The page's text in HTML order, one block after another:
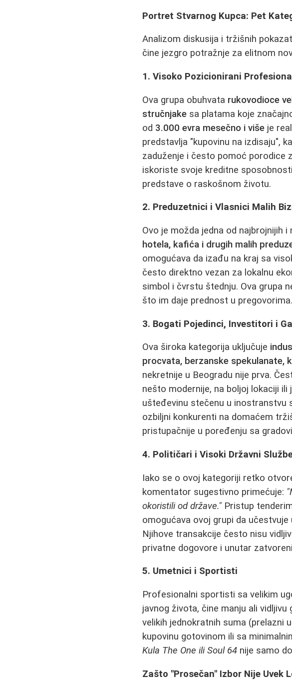
Portret Stvarnog Kupca: Pet
Analizom diskusija i tržišnih
čine jezgro potražnje za elitnom
1. Visoko Pozicionirani
Ova grupa obuhvata rukovodioce
stručnjake sa platama koje
od 3.000 evra mesečno i više je
predstavlja "kupovinu na izdisaju",
zaduženje i često pomoć porodice
iskoriste svoje kreditne
predstave o raskošnom životu.
2. Preduzetnici i Vlasnici Malih
Ovo je možda jedna od najbrojnijih
hotela, kafića i drugih malih
omogućava da izađu na kraj sa
često direktno vezan za lokalnu
simbol i čvrstu štednju. Ova grupa
što im daje prednost u pregovorima.
3. Bogati Pojedinci, Investitori i
Ova široka kategorija uključuje
procvata, berzanske spekulanate,
nekretnije u Beogradu nije prva.
nešto modernije, na boljoj lokaciji
ušteđevinu stečenu u inostranstvu
ozbiljni konkurenti na domaćem
pristupačnije u poređenju sa
4. Političari i Visoki Državni
Iako se o ovoj kategoriji retko
komentator sugestivno primećuje:
okoristili od države." Pristup
omogućava ovoj grupi da
Njihove transakcije često nisu
privatne dogovore i unutar
5. Umetnici i Sportisti
Profesionalni sportisti sa velikim
javnog života, čine manju ali
velikih jednokratnih suma (prelazni
kupovinu gotovinom ili sa
Kula The One ili Soul 64 nije samo
Zašto "Prosečan" Izbor Nije Uvek